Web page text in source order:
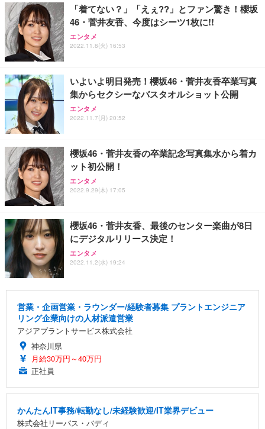
「着てない？」「えぇ??」とファン驚き！櫻坂
46・菅井友香、今度はシーツ1枚に!!
エンタメ
2022.11.8(火) 16:53
いよいよ明日発売！櫻坂46・菅井友香卒業写真
集からセクシーなバスタオルショット公開
エンタメ
2022.11.7(月) 20:52
櫻坂46・菅井友香の卒業記念写真集水から着カ
ット初公開！
エンタメ
2022.9.29(木) 17:05
櫻坂46・菅井友香、最後のセンター楽曲が8日
にデジタルリリース決定！
エンタメ
2022.11.2(水) 19:24
営業・企画営業・ラウンダー/経験者募集 プラントエンジニア
リング企業向けの人材派遣営業
アジアプラントサービス株式会社
神奈川県
月給30万円～40万円
正社員
かんたんIT事務/転勤なし/未経験歓迎/IT業界デビュー
株式会社リーパス・バディ